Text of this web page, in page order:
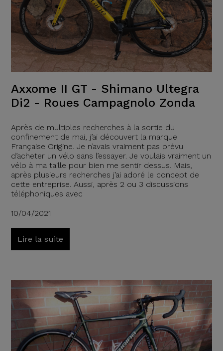
Axxome II GT - Shimano Ultegra
Di2 - Roues Campagnolo Zonda
Après de multiples recherches à la sortie du
confinement de mai, j’ai découvert la marque
Française Origine. Je n’avais vraiment pas prévu
d’acheter un vélo sans l’essayer. Je voulais vraiment un
vélo à ma taille pour bien me sentir dessus. Mais,
après plusieurs recherches j’ai adoré le concept de
cette entreprise. Aussi, après 2 ou 3 discussions
téléphoniques avec
10/04/2021
Lire la suite